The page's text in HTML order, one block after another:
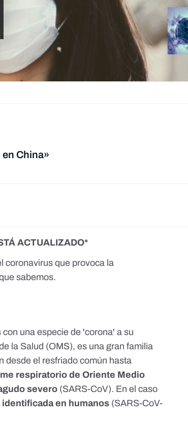
China»
ACTUALIZADO*
coronavirus que provoca la
sabemos.
una especie de 'corona' a su
la Salud (OMS), es una gran familia
desde el resfriado común hasta
respiratorio de Oriente Medio
severo (SARS-CoV). En el caso
en humanos (SARS-CoV-